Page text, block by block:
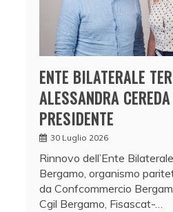
ENTE BILATERALE
ALESSANDRA CEREDA
PRESIDENTE
30 Luglio 2026
Rinnovo dell’Ente
Bergamo, organismo
da Confcommercio
Cgil Bergamo, Fisascat-…